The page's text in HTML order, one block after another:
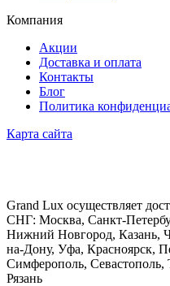
Компания
Акции
Доставка и оплата
Контакты
Блог
Политика
Карта сайта
Grand Lux осуществляет
СНГ: Москва, Санкт-
Нижний Новгород, Казань,
на-Дону, Уфа, Красноярск,
Симферополь, Севастополь,
Рязань